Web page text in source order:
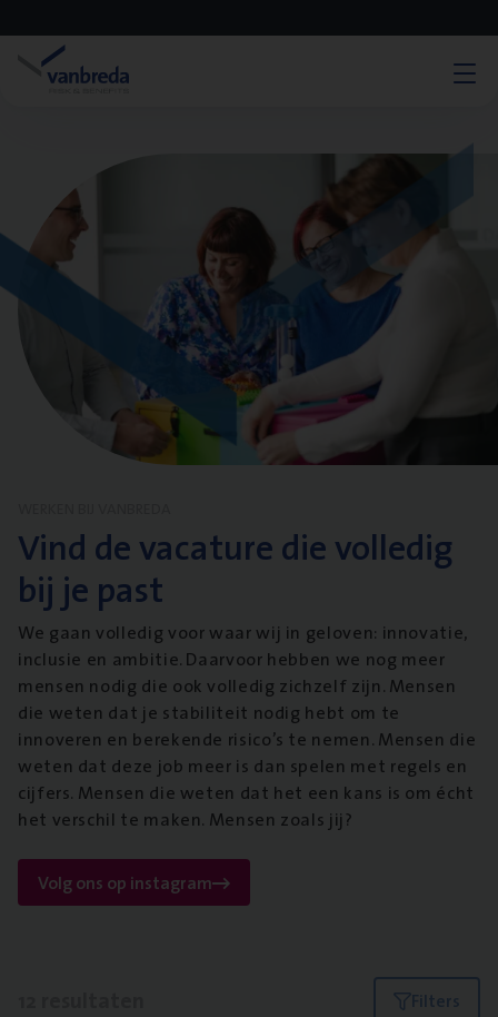
Vind de vacature die volledig
bij je past
We gaan volledig voor waar wij in geloven: innovatie,
inclusie en ambitie. Daarvoor hebben we nog meer
mensen nodig die ook volledig zichzelf zijn. Mensen
die weten dat je stabiliteit nodig hebt om te
innoveren en berekende risico’s te nemen. Mensen die
weten dat deze job meer is dan spelen met regels en
cijfers. Mensen die weten dat het een kans is om écht
het verschil te maken. Mensen zoals jij?
Volg ons op instagram
Filters